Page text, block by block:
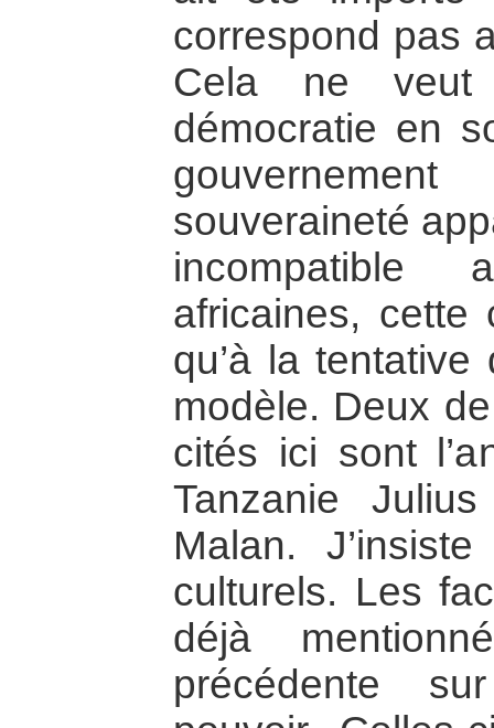
correspond pas
Cela ne
démocratie en
souveraineté
incompatible
africaines, cette
qu’à la
modèle. Deux
cités ici sont
Tanzanie
Malan.
culturels. Les
déjà
précédente